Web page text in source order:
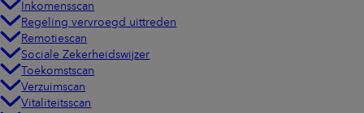
Inkomensscan
Regeling vervroegd uittreden
Remotiescan
Sociale Zekerheidswijzer
Toekomstscan
Verzuimscan
Vitaliteitsscan